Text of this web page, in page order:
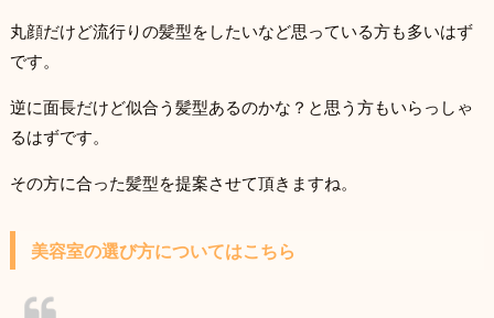
丸顔だけど流行りの髪型をしたいなど思っている方も多いはず
です。
逆に面長だけど似合う髪型あるのかな？と思う方もいらっしゃ
るはずです。
その方に合った髪型を提案させて頂きますね。
美容室の選び方についてはこちら